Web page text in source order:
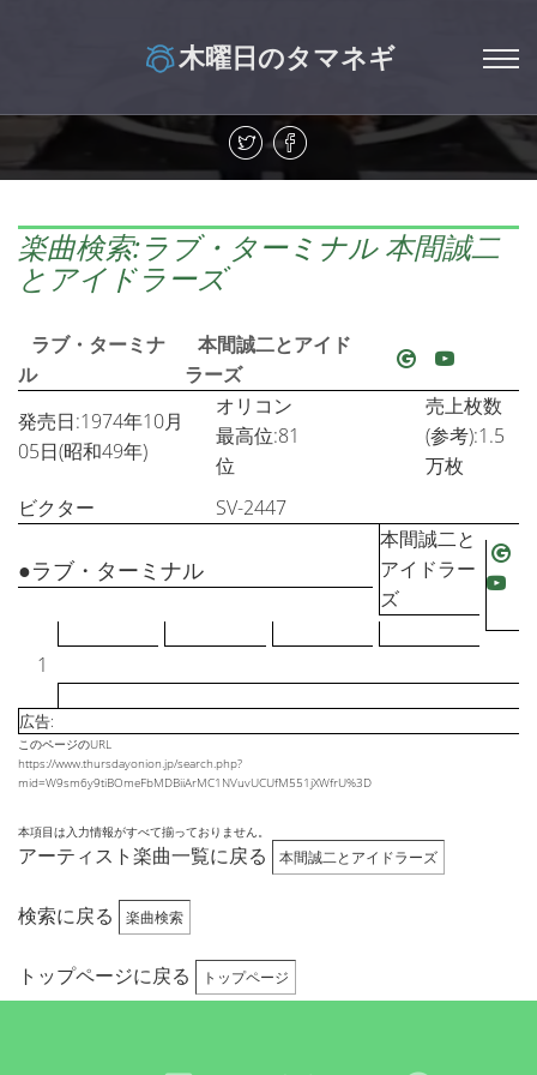
木曜日のタマネギ
楽曲検索:ラブ・ターミナル 本間誠二
とアイドラーズ
ラブ・ターミナ
ル
本間誠二とアイド
ラーズ
発売日:1974年10月
05日(昭和49年)
オリコン
最高位:81
位
売上枚数
(参考):1.5
万枚
ビクター
SV-2447
1
●ラブ・ターミナル
本間誠二と
アイドラー
ズ
広告:
このページのURL
https://www.thursdayonion.jp/search.php?
mid=W9sm6y9tiBOmeFbMDBiiArMC1NVuvUCUfM551jXWfrU%3D
本項目は入力情報がすべて揃っておりません。
アーティスト楽曲一覧に戻る 本間誠二とアイドラーズ
検索に戻る 楽曲検索
トップページに戻る トップページ